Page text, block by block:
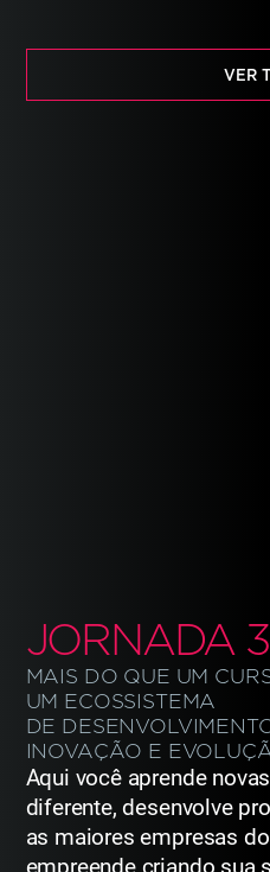
VER
JORNADA
MAIS DO QUE UM
UM ECOSSISTEMA
DE
INOVAÇÃO E
Aqui você aprende
diferente, desenvolve
as maiores empresas